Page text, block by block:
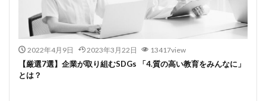
2022年4月9日 2023年3月22日 13417view
【厳選7選】企業が取り組むSDGs 「4.質の高い教育をみんなに」
とは？